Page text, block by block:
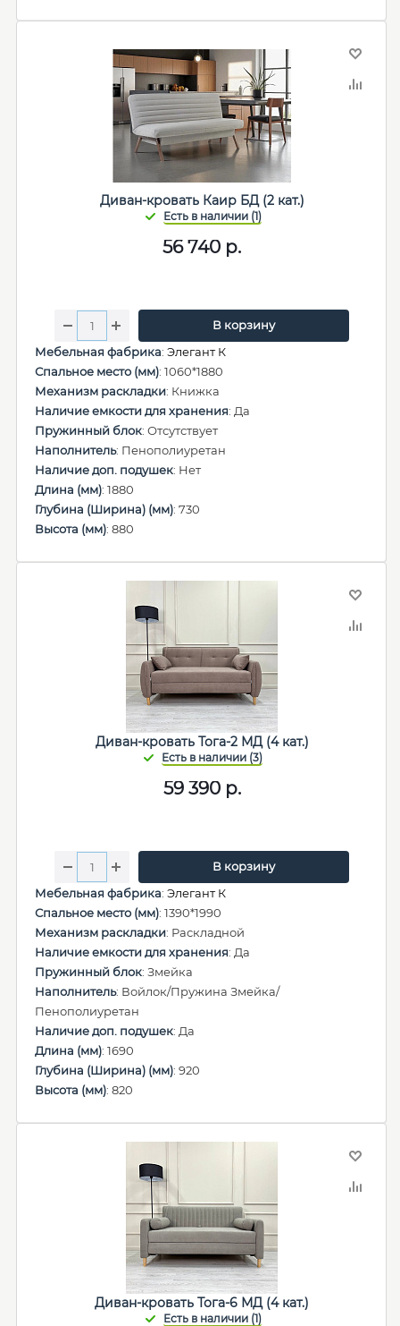
Диван-кровать Каир БД (2 кат.)
56 740 р.
В корзину
Мебельная фабрика: Элегант К
Спальное место (мм): 1060*1880
Механизм раскладки: Книжка
Наличие емкости для хранения: Да
Пружинный блок: Отсутствует
Наполнитель: Пенополиуретан
Наличие доп. подушек: Нет
Длина (мм): 1880
Глубина (Ширина) (мм): 730
Высота (мм): 880
Диван-кровать Тога-2 МД (4 кат.)
59 390р.
В корзину
Мебельная фабрика: Элегант К
Спальное место (мм): 1390*1990
Механизм раскладки: Раскладной
Наличие емкости для хранения: Да
Пружинный блок: Змейка
Наполнитель: Войлок/Пружина Змейка/
Пенополиуретан
Наличие доп. подушек: Да
Длина (мм): 1690
Глубина (Ширина) (мм): 920
Высота (мм): 820
Диван-кровать Тога-6 МД (4 кат.)